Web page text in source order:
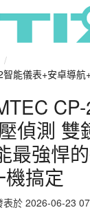
/
能儀表+安卓導航
偵測 雙
最強悍
搞定
表於 2026-06-23